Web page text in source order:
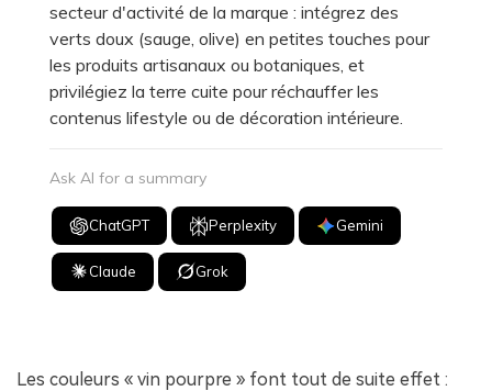
secteur d'activité de la marque : intégrez des
verts doux (sauge, olive) en petites touches pour
les produits artisanaux ou botaniques, et
privilégiez la terre cuite pour réchauffer les
contenus lifestyle ou de décoration intérieure.
Ask AI for a summary
ChatGPT Perplexity Gemini
Claude Grok
Les couleurs « vin pourpre » font tout de suite effet :